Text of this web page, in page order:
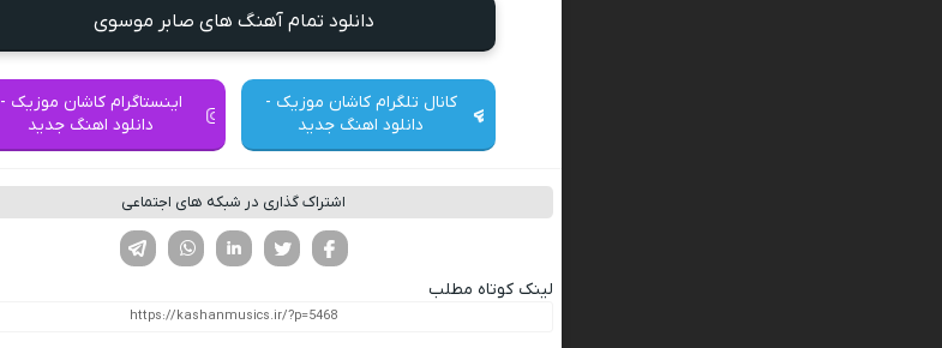
دانلود تمام آهنگ های صابر موسوی
کانال تلگرام کاشان موزیک -
دانلود اهنگ جدید
اینستاگرام کاشان موزیک -
دانلود اهنگ جدید
اشتراک گذاری در شبکه های اجتماعی
لینکدین تویتر
فیسوک
لینک کوتاه مطلب